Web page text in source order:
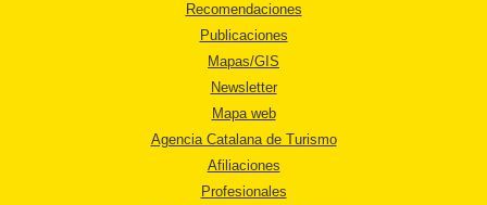
Recomendaciones
Publicaciones
Mapas/GIS
Newsletter
Mapa web
Agencia Catalana de Turismo
Afiliaciones
Profesionales